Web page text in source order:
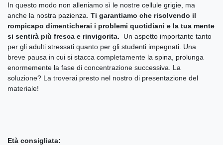
In questo modo non alleniamo sì le nostre cellule grigie, ma
anche la nostra pazienza. Ti garantiamo che risolvendo il
rompicapo dimenticherai i problemi quotidiani e la tua mente
si sentirà più fresca e rinvigorita.
Un aspetto importante tanto
per gli adulti stressati quanto per gli studenti impegnati. Una
breve pausa in cui si stacca completamente la spina, prolunga
enormemente la fase di concentrazione successiva. La
soluzione? La troverai presto nel nostro di presentazione del
materiale!
Età consigliata: